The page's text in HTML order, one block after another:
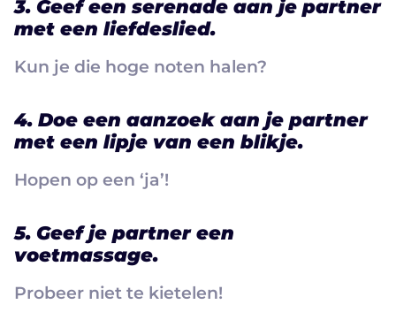
3. Geef een serenade aan je partner
met een liefdeslied.
Kun je die hoge noten halen?
4. Doe een aanzoek aan je partner
met een lipje van een blikje.
Hopen op een ‘ja’!
5. Geef je partner een
voetmassage.
Probeer niet te kietelen!